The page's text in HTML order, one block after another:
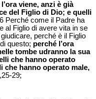
l’ora viene, anzi è già
del Figlio di Dio; e quelli
Perché come il Padre ha
al Figlio di avere vita in se
perché è il Figlio
questo; perché l’ora
tombe udranno la sua
che hanno operato
che hanno operato male,
29;